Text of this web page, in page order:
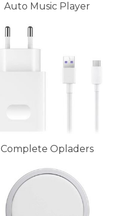
Auto Music Player
Complete Opladers